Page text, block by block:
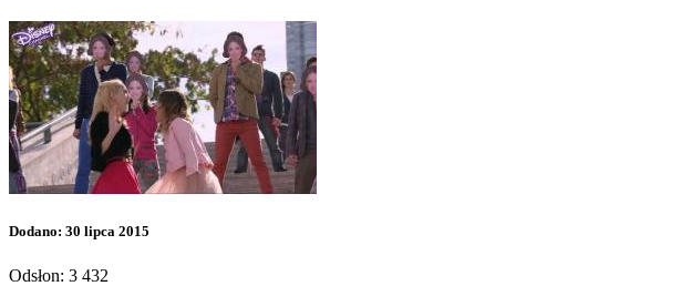
Dodano: 30 lipca 2015
Odsłon: 3 432